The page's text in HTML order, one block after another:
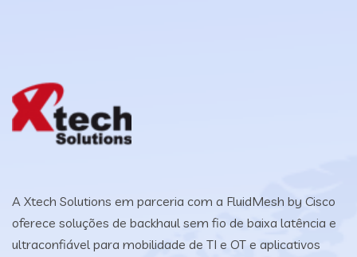
A Xtech Solutions em parceria com a FluidMesh by Cisco
oferece soluções de backhaul sem fio de baixa latência e
ultraconfiável para mobilidade de TI e OT e aplicativos